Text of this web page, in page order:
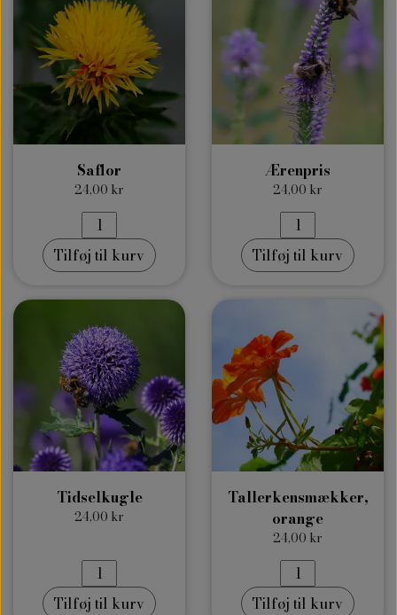
Saflor
24,00 kr
Tilføj til kurv
Ærenpris
24,00 kr
Tilføj til kurv
Tidselkugle
24,00 kr
Tilføj til kurv
Tallerkensmækker,
orange
24,00 kr
Tilføj til kurv